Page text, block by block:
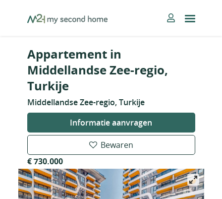
MySecondHome
Appartement in
Middellandse Zee-regio,
Turkije
Middellandse Zee-regio, Turkije
Informatie aanvragen
Bewaren
€ 730.000